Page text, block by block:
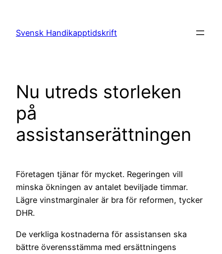
innehåll
Svensk Handikapptidskrift
Nu utreds storleken
på
assistanserättningen
Företagen tjänar för mycket. Regeringen vill
minska ökningen av antalet beviljade timmar.
Lägre vinstmarginaler är bra för reformen, tycker
DHR.
De verkliga kostnaderna för assistansen ska
bättre överensstämma med ersättningens